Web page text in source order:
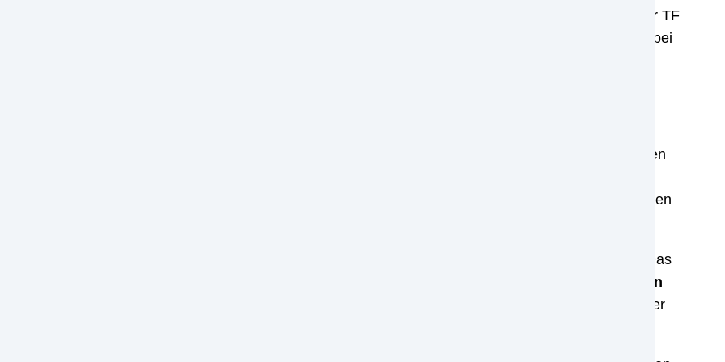
. In Deutschland werden die Finanzprodukte von der TF
Wir möchten uns im Test mit der TF Bank
Kreditkarte beschäftigen. Wir gehen dabei
ein.
Gold Kreditkarte
eine sogenannte
Das bedeutet, dass neben den Zahlungsverkehrsfunktionen
können. Auf die entsprechenden Zusatzleistungen und Besonderheiten gehen wir innerhalb
möchten uns aber mit den
beschäftigen, die einen
die Möglichkeit, rund um den Globus
. Das
das Mastercard Symbol tragen. Zusätzlich gibt es inzwischen
über 43 Millionen Akzeptanzstellen
Gold Kreditkarte bezahlen können. Das sind zum Beispiel Geschäfte, Restaurants, Hotels oder